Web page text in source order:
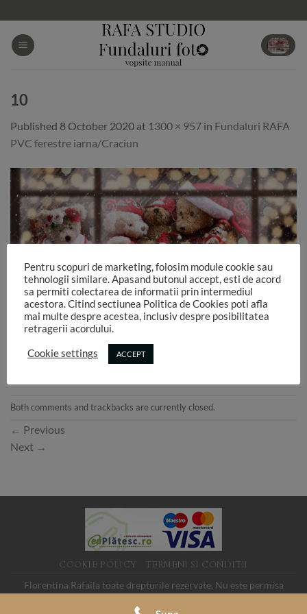
to
content
10
Published 8 October 2020 at 1300 × 957 in Fundaluri RAFA
PVC ferestre iarna/Craciun
Both comments and trackbacks are currently closed.
← Previous
Next →
COOKIE POLICY TERMENI SI CONDITII
Florentina Rafaila toate drepturile rezervate. Nu este permisa
Pentru scopuri de marketing, folosim module cookie sau
tehnologii similare. Apasand butonul accept, esti de acord
sa permiti colectarea de informatii prin intermediul
acestora. Citind sectiunea Politica de Cookies poti afla
mai multe despre acestea, inclusiv despre posibilitatea
retragerii acordului.
Cookie settings ACCEPT